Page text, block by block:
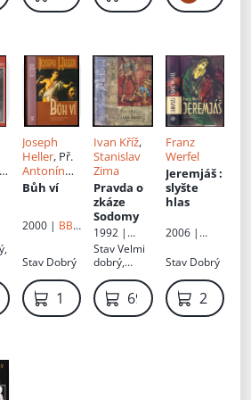
volně
Kč
Joseph
Heller, Př.
Antonín
Přidal
Bůh ví
2000 | BB
Stav Dobrý
119 Kč
Ivan Kříž,
Stanislav
Zima
Pravda o
zkáze
Sodomy
1992 |
Eden
centrum
StavVelmi
dobrý,
hřbet
69 Kč
Franz
Werfel
Jeremjáš:
slyšte
hlas
2006 |
Stav Dobrý
279 Kč